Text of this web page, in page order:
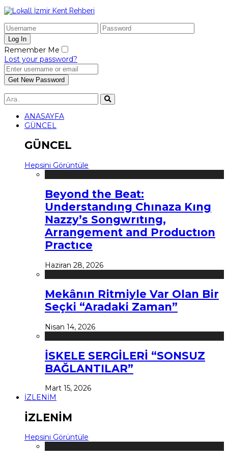
Remember Me
Lost your password?
ANASAYFA
GÜNCEL
GÜNCEL
Hepsini Görüntüle
Beyond the Beat:
Understandıng Chınaza Kıng
Nazzy’s Songwrıtıng,
Arrangement and Productıon
Practıce
Haziran 28, 2026
Mekânın Ritmiyle Var Olan Bir
Seçki “Aradaki Zaman”
Nisan 14, 2026
İSKELE SERGİLERİ “SONSUZ
BAĞLANTILAR”
Mart 15, 2026
İZLENİM
İZLENİM
Hepsini Görüntüle